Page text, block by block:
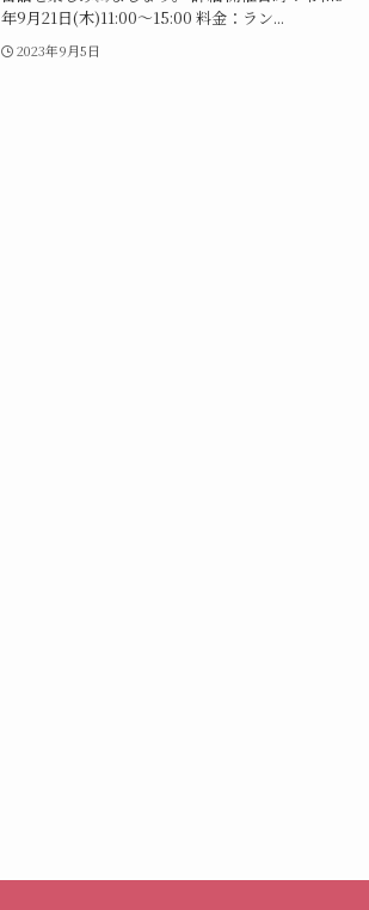
年9月21日(木)11:00〜15:00 料金：ラン...
2023年9月5日